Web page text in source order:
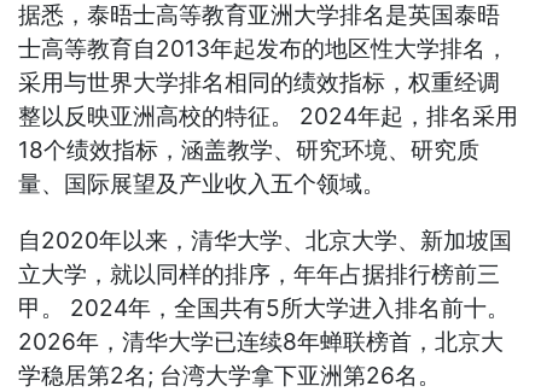
据悉，泰晤士高等教育亚洲大学排名是英国泰晤
士高等教育自2013年起发布的地区性大学排名，
采用与世界大学排名相同的绩效指标，权重经调
整以反映亚洲高校的特征。 2024年起，排名采用
18个绩效指标，涵盖教学、研究环境、研究质
量、国际展望及产业收入五个领域。
自2020年以来，清华大学、北京大学、新加坡国
立大学，就以同样的排序，年年占据排行榜前三
甲。 2024年，全国共有5所大学进入排名前十。
2026年，清华大学已连续8年蝉联榜首，北京大
学稳居第2名; 台湾大学拿下亚洲第26名。